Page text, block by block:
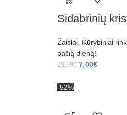
Sidabrinių
Žaislai Kūrybiniai
pačią dieną!
19,99€ 7,00€
-52%